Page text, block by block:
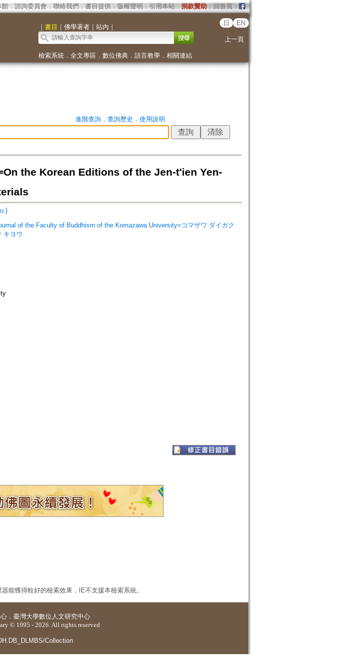
館． 諮詢委員會． 聯絡我們 ． 書目提供． 版權聲明 ． 引用本站． 捐款贊助．回首頁．
｜ 書目 ｜ 佛學著者｜ 站內 ｜
日 EN
上一頁
檢索系統． 全文專區 ． 數位佛典． 語言教學． 相關連結
進階查詢． 查詢歷史 ． 使用說明
the Korean Editions of the Jen-t'ien Yen-
of the Faculty of Buddhism of the Komazawa University=コマザワ ダイガク
キヨウ
能獲得較好的檢索效果，IE不支援本檢索系統。
． 臺灣大學數位人文研究中心
© 1995 - 2026. All rights reserved
Collection